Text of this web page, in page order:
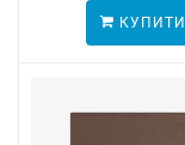
КУПИТИ